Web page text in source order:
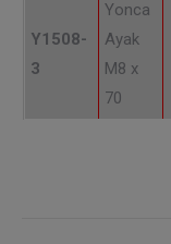
Y1508-
3
Yonca
Ayak
M8 x
70